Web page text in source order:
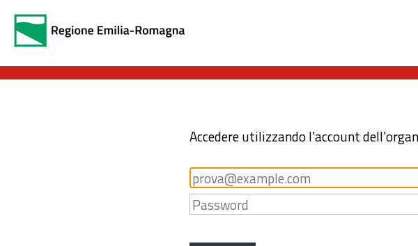
Accedere utilizzando l'account